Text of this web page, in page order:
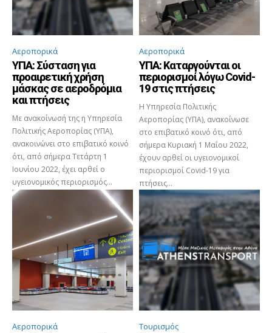
Αεροπορικά
ΥΠΑ: Σύσταση για
προαιρετική χρήση
μάσκας σε αεροδρόμια
και πτήσεις
Με ανακοίνωσή της η Υπηρεσία
Πολιτικής Αεροπορίας (ΥΠΑ),
ανακοινώνει στο επιβατικό κοινό
ότι, από σήμερα Τετάρτη 1
Ιουνίου 2022, έχει αρθεί ο
υγειονομικός περιορισμός...
Αεροπορικά
ΥΠΑ: Καταργούνται οι
περιορισμοί λόγω Covid-
19 στις πτήσεις
Η Υπηρεσία Πολιτικής
Αεροπορίας (ΥΠΑ), ανακοίνωσε
στο επιβατικό κοινό ότι, από
σήμερα Κυριακή 1 Μαΐου 2022,
έχουν αρθεί οι υγειονομικοί
περιορισμοί Covid-19 για
πτήσεις...
Αεροπορικά Τουρισμός